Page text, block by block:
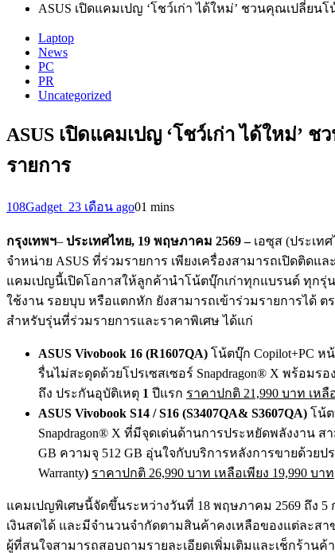
ASUS เปิดแคมเปญ ‘โชว์เก่า ได้ใหม่’ ชวนคุณเปลี่ยน
Laptop
News
PC
PR
Uncategorized
ASUS เปิดแคมเปญ ‘โชว์เก่า ได้ใหม่’
รายการ
108Gadget_23 เดือน ago01 mins
กรุงเทพฯ– ประเทศไทย, 19 พฤษภาคม 2569 –เอซุส (ประเท
จำหน่าย ASUS ที่ร่วมรายการ เพียงเครื่องสามารถเปิดติดแล
แคมเปญนี้เปิดโอกาสให้ลูกค้านำโน้ตบุ๊กเก่าทุกแบรนด์ ทุกรุ่
ใช้งาน รอยบุบ หรือแตกหัก ยังสามารถเข้าร่วมรายการได้ ต
สำหรับรุ่นที่ร่วมรายการและราคาพิเศษ ได้แก่
ASUS Vivobook 16 (R1607QA) โน้ตบุ๊ก Copilot+PC ห
รื่นไม่สะดุดด้วยโปรเซสเซอร์ Snapdragon® X พร้อมรอ
ถึง ประกันอุบัติเหตุ 1 ปีแรก ราคาปกติ 21,990 บาท เหลื
ASUS Vivobook S14 / S16 (S3407QA& S3607QA) โน้
Snapdragon® X ที่มีจุดเด่นด้านการประหยัดพลังงาน ส
GB ความจุ 512 GB อุ่นใจกับบริการหลังการขายด้วยป
Warranty) ราคาปกติ 26,990 บาท เหลือเพียง 19,990 บาท
แคมเปญพิเศษนี้จัดขึ้นระหว่างวันที่ 18 พฤษภาคม 2569 ถึง 5
เงินสดได้ และมีจำนวนจำกัดตามสินค้าคงเหลือของแต่ละสา
ผู้ที่สนใจสามารถสอบถามรายละเอียดเพิ่มเติมและเช็กร้านค้